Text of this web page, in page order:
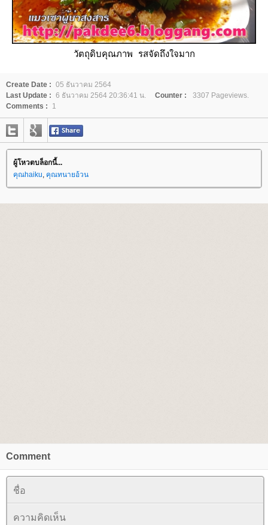
วัตถุดิบคุณภาพ รสจัดถึงใจมาก
Create Date : 05 ธันวาคม 2564
Last Update : 6 ธันวาคม 2564 20:36:41 น. Counter :
3307 Pageviews.
Comments :
1
ผู้โหวตบล็อกนี้...
คุณhaiku, คุณทนายอ้วน
Comment